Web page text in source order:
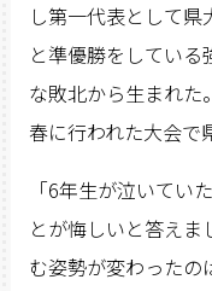
し第一代表として
と準優勝をしてい
な敗北から生まれた。
春に行われた大会で
「6年生が泣いてい
とが悔しいと答え
む姿勢が変わったの